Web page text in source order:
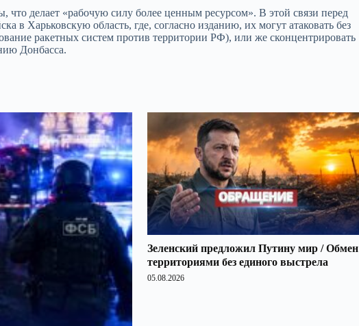
что делает «рабочую силу более ценным ресурсом». В этой связи перед
в Харьковскую область, где, согласно изданию, их могут атаковать без
ракетных систем против территории РФ), или же сконцентрировать
Донбасса.
Зеленский предложил Путину мир / Обмен
территориями без единого выстрела
05.08.2026